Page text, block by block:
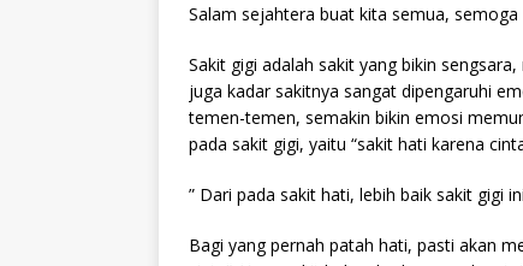
Salam sejahtera buat kita semua,
Sakit gigi adalah sakit yang bikin
juga kadar sakitnya sangat dipengaruhi
temen-temen, semakin bikin emosi
pada sakit gigi, yaitu “sakit hati karena
” Dari pada sakit hati, lebih baik sakit gigi
Bagi yang pernah patah hati, pasti akan